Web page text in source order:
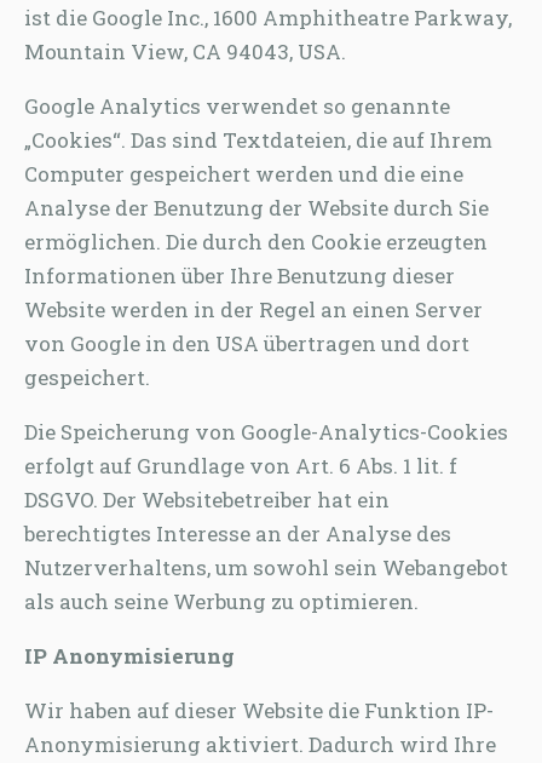
ist die Google Inc., 1600 Amphitheatre Parkway,
Mountain View, CA 94043, USA.
Google Analytics verwendet so genannte
„Cookies“. Das sind Textdateien, die auf Ihrem
Computer gespeichert werden und die eine
Analyse der Benutzung der Website durch Sie
ermöglichen. Die durch den Cookie erzeugten
Informationen über Ihre Benutzung dieser
Website werden in der Regel an einen Server
von Google in den USA übertragen und dort
gespeichert.
Die Speicherung von Google-Analytics-Cookies
erfolgt auf Grundlage von Art. 6 Abs. 1 lit. f
DSGVO. Der Websitebetreiber hat ein
berechtigtes Interesse an der Analyse des
Nutzerverhaltens, um sowohl sein Webangebot
als auch seine Werbung zu optimieren.
IP Anonymisierung
Wir haben auf dieser Website die Funktion IP-
Anonymisierung aktiviert. Dadurch wird Ihre